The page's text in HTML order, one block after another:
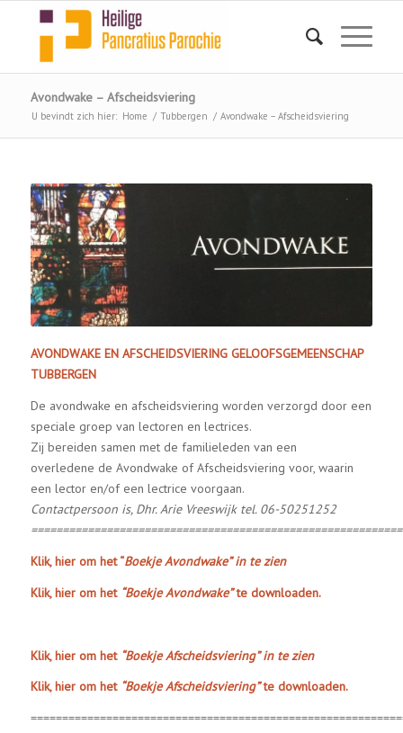
Avondwake – Afscheidsviering
U bevindt zich hier: Home / Tubbergen / Avondwake – Afscheidsviering
AVONDWAKE EN AFSCHEIDSVIERING GELOOFSGEMEENSCHAP
TUBBERGEN
De avondwake en afscheidsviering worden verzorgd door een
speciale groep van lectoren en lectrices.
Zij bereiden samen met de familieleden van een
overledene de Avondwake of Afscheidsviering voor, waarin
een lector en/of een lectrice voorgaan.
Contactpersoon is, Dhr. Arie Vreeswijk tel. 06-50251252
Klik, hier om het “Boekje Avondwake” in te zien
Klik, hier om het “Boekje Avondwake”te downloaden.
Klik, hier om het “Boekje Afscheidsviering” in te zien
Klik, hier om het “Boekje Afscheidsviering”te downloaden.